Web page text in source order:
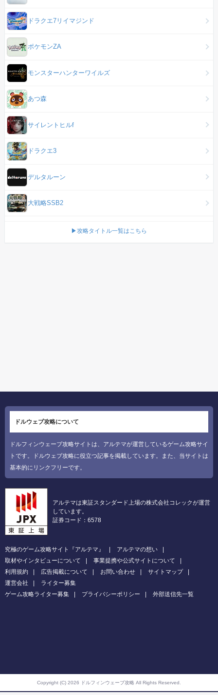
ドラクエ7リイマジンド
ポケモンZA
モンスターハンターワイルズ
あつ森
サイレントヒルf
ドラクエ3
デルタルーン
大戦略SSB2
▶攻略タイトル一覧はこちら
ドルウェブ攻略について
ドルフィンウェーブ攻略サイトは、アルテマが運営しているゲーム攻略サイ
トです。ドルウェブ攻略に役立つ記事を掲載しています。また、当サイトは
基本的にリンクフリーです。
アルテマは東証スタンダード上場の株式会社コレックが運営
しています。
証券コード：6578
究極のゲーム攻略サイト『アルテマ』
アルテマの想い
取材やインタビューについて
事業提携や公式サイトについて
利用規約
広告掲載について お問い合わせ
サイトマップ
運営会社
ライター募集
ゲーム攻略ライター募集
プライバシーポリシー 外部送信先一覧
Copyright (C) 2026 ドルフィンウェーブ攻略 All Rights Reserved.